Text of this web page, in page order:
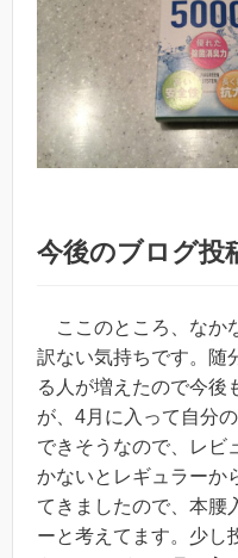
今後のブログ投
ここのところ、なか
訳ない気持ちです。随
る人が増えたので今後
が、4月に入って自分
できそうなので、レビ
かないとレギュラーか
てきましたので、本腰
ーと考えてます。少し